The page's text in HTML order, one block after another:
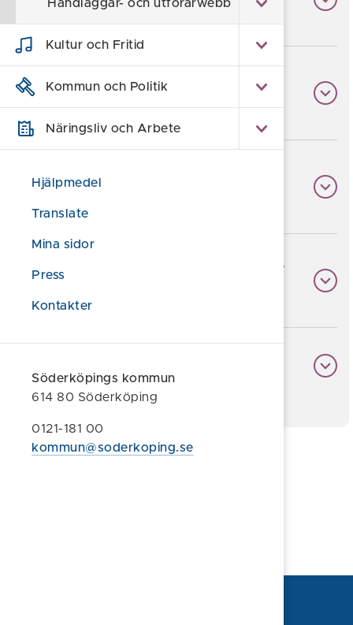
Handläggar- och utförarwebb
Kultur och Fritid
Kommun och Politik
Näringsliv och Arbete
Hjälpmedel
Translate
Mina sidor
Press
Kontakter
Söderköpings kommun
614 80 Söderköping
0121-181 00
kommun@soderkoping.se
hemmet
7. Korttidstillsyn för skolungdom
8.Bostad med särskild service för
9. Bostad med särskild service för